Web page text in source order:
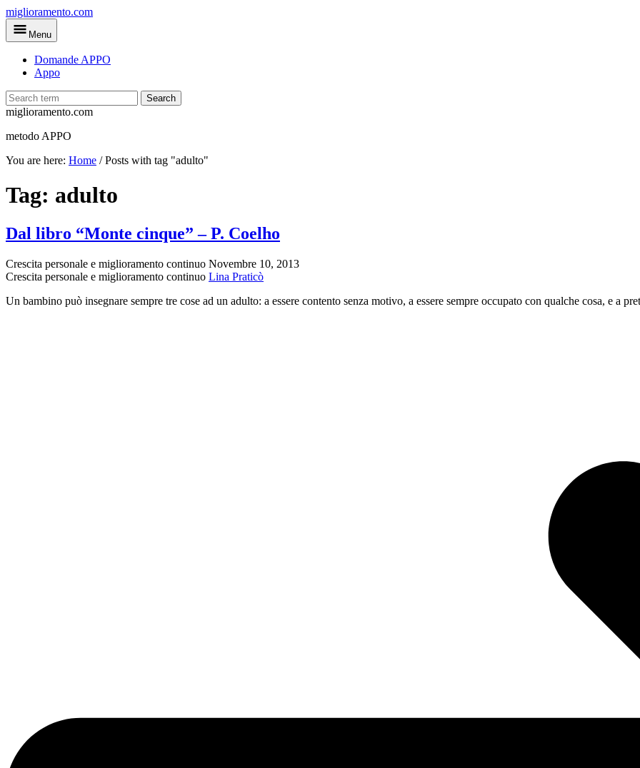
Skip
to
main
miglioramento.com
Menu
Domande APPO
Appo
Search
miglioramento.com
metodo APPO
You are here: Home /Posts with tag "adulto"
Tag: adulto
Dal libro “Monte cinque” – P. Coelho
Crescita personale e miglioramento continuo Novembre 10, 2013
Crescita personale e miglioramento continuo Lina Praticò
Un bambino può insegnare sempre tre cose ad un adulto: a essere contento senza motivo, a essere sempre occupato con qualche cosa, e a